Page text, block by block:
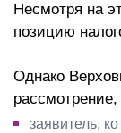
Несмотря на
позицию
Однако
рассмотрение,
заявитель,